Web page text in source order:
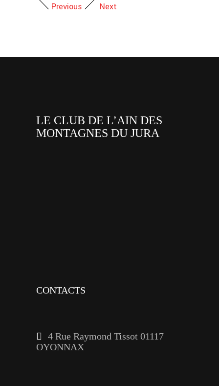
Previous Next
LE CLUB DE L’AIN DES
MONTAGNES DU JURA
CONTACTS
4 Rue Raymond Tissot 01117
OYONNAX